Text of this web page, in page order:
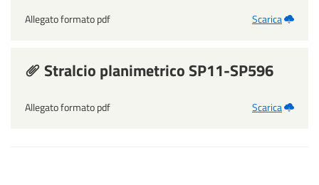
Allegato formato pdf Scarica
Stralcio planimetrico SP11-SP596
Allegato formato pdf Scarica